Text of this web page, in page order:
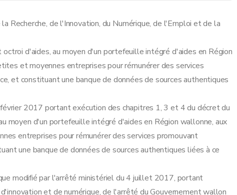
Recherche, de l'Innovation, du Numérique, de l'Emploi et de la
d'aides, au moyen d'un portefeuille intégré d'aides en Région
et moyennes entreprises pour rémunérer des services
et constituant une banque de données de sources authentiques
2017 portant exécution des chapitres 1, 3 et 4 du décret du
moyen d'un portefeuille intégré d'aides en Région wallonne, aux
entreprises pour rémunérer des services promouvant
une banque de données de sources authentiques liées à ce
modifié par l'arrêté ministériel du 4 juillet 2017, portant
et de numérique, de l'arrêté du Gouvernement wallon